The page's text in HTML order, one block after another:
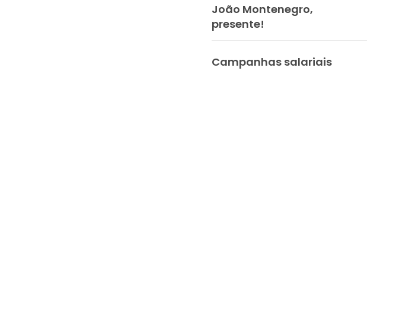
João Montenegro,
presente!
Campanhas salariais